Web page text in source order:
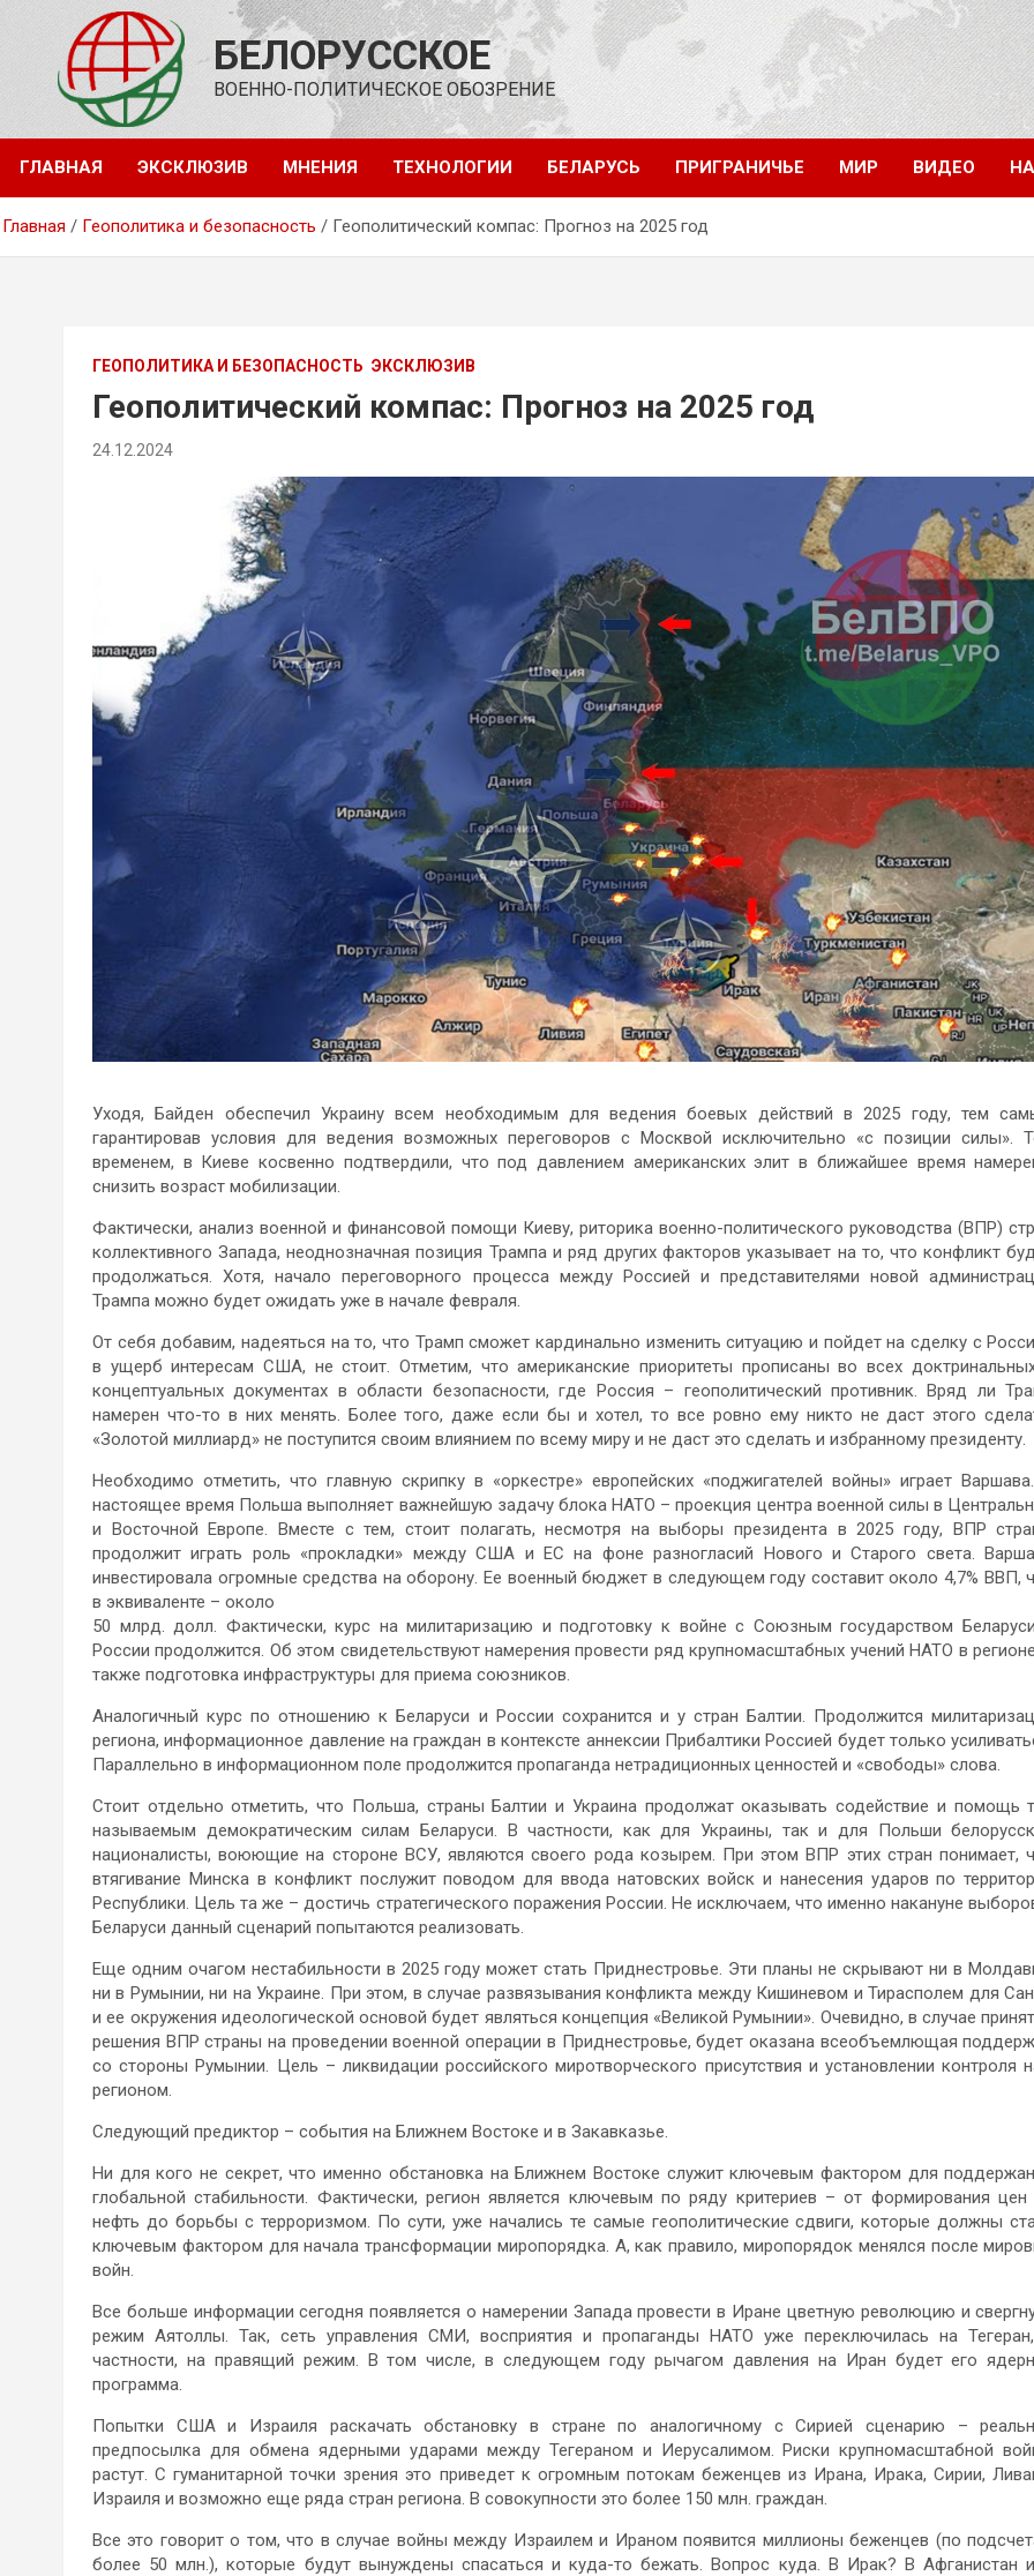
содержимому
БЕЛОРУССКОЕ
ВОЕННО-ПОЛИТИЧЕСКОЕ ОБОЗРЕНИЕ
ГЛАВНАЯ ЭКСКЛЮЗИВ МНЕНИЯ ТЕХНОЛОГИИ БЕЛАРУСЬ ПРИГРАНИЧЬЕ МИР ВИДЕО
Главная Геополитика и безопасность Геополитический компас: Прогноз на 2025 год
ГЕОПОЛИТИКА И БЕЗОПАСНОСТЬ ЭКСКЛЮЗИВ
Геополитический компас: Прогноз на 2025 год
24.12.2024
Уходя, Байден обеспечил Украину всем необходимым для ведения боевых действий в 2025 году, тем
гарантировав условия для ведения возможных переговоров с Москвой исключительно «с позиции силы».
временем, в Киеве косвенно подтвердили, что под давлением американских элит в ближайшее время
снизить возраст мобилизации.
Фактически, анализ военной и финансовой помощи Киеву, риторика военно-политического руководства (ВПР)
коллективного Запада, неоднозначная позиция Трампа и ряд других факторов указывает на то, что конфликт
продолжаться. Хотя, начало переговорного процесса между Россией и представителями новой
Трампа можно будет ожидать уже в начале февраля.
От себя добавим, надеяться на то, что Трамп сможет кардинально изменить ситуацию и пойдет на сделку с
в ущерб интересам США, не стоит. Отметим, что американские приоритеты прописаны во всех
концептуальных документах в области безопасности, где Россия – геополитический противник. Вряд ли
намерен что-то в них менять. Более того, даже если бы и хотел, то все ровно ему никто не даст этого
«Золотой миллиард» не поступится своим влиянием по всему миру и не даст это сделать и избранному президенту.
Необходимо отметить, что главную скрипку в «оркестре» европейских «поджигателей войны» играет
настоящее время Польша выполняет важнейшую задачу блока НАТО – проекция центра военной силы в
и Восточной Европе. Вместе с тем, стоит полагать, несмотря на выборы президента в 2025 году, ВПР
продолжит играть роль «прокладки» между США и ЕС на фоне разногласий Нового и Старого света.
инвестировала огромные средства на оборону. Ее военный бюджет в следующем году составит около 4,7% ВВП,
в эквиваленте – около
50 млрд. долл. Фактически, курс на милитаризацию и подготовку к войне с Союзным государством
России продолжится. Об этом свидетельствуют намерения провести ряд крупномасштабных учений НАТО в
также подготовка инфраструктуры для приема союзников.
Аналогичный курс по отношению к Беларуси и России сохранится и у стран Балтии. Продолжится
региона, информационное давление на граждан в контексте аннексии Прибалтики Россией будет только
Параллельно в информационном поле продолжится пропаганда нетрадиционных ценностей и «свободы» слова.
Стоит отдельно отметить, что Польша, страны Балтии и Украина продолжат оказывать содействие и помощь
называемым демократическим силам Беларуси. В частности, как для Украины, так и для Польши
националисты, воюющие на стороне ВСУ, являются своего рода козырем. При этом ВПР этих стран понимает,
втягивание Минска в конфликт послужит поводом для ввода натовских войск и нанесения ударов по
Республики. Цель та же – достичь стратегического поражения России. Не исключаем, что именно накануне
Беларуси данный сценарий попытаются реализовать.
Еще одним очагом нестабильности в 2025 году может стать Приднестровье. Эти планы не скрывают ни в
ни в Румынии, ни на Украине. При этом, в случае развязывания конфликта между Кишиневом и Тирасполем для
и ее окружения идеологической основой будет являться концепция «Великой Румынии». Очевидно, в случае
решения ВПР страны на проведении военной операции в Приднестровье, будет оказана всеобъемлющая
со стороны Румынии. Цель – ликвидации российского миротворческого присутствия и установлении контроля
регионом.
Следующий предиктор – события на Ближнем Востоке и в Закавказье.
Ни для кого не секрет, что именно обстановка на Ближнем Востоке служит ключевым фактором для
глобальной стабильности. Фактически, регион является ключевым по ряду критериев – от формирования цен
нефть до борьбы с терроризмом. По сути, уже начались те самые геополитические сдвиги, которые должны
ключевым фактором для начала трансформации миропорядка. А, как правило, миропорядок менялся после
войн.
Все больше информации сегодня появляется о намерении Запада провести в Иране цветную революцию и
режим Аятоллы. Так, сеть управления СМИ, восприятия и пропаганды НАТО уже переключилась на
частности, на правящий режим. В том числе, в следующем году рычагом давления на Иран будет его
программа.
Попытки США и Израиля раскачать обстановку в стране по аналогичному с Сирией сценарию –
предпосылка для обмена ядерными ударами между Тегераном и Иерусалимом. Риски крупномасштабной
растут. С гуманитарной точки зрения это приведет к огромным потокам беженцев из Ирана, Ирака, Сирии,
Израиля и возможно еще ряда стран региона. В совокупности это более 150 млн. граждан.
Все это говорит о том, что в случае войны между Израилем и Ираном появится миллионы беженцев (по
более 50 млн.), которые будут вынуждены спасаться и куда-то бежать. Вопрос куда. В Ирак? В Афганистан